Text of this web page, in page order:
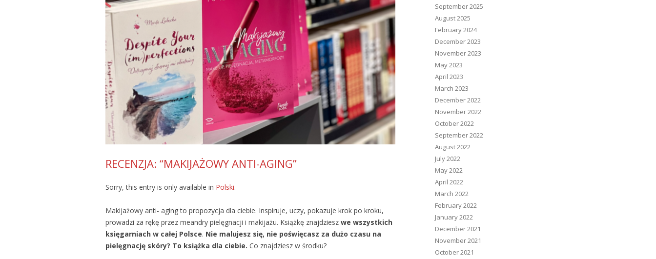
RECENZJA: “MAKIJAŻOWY ANTI-AGING”
Sorry, this entry is only available in Polski.
Makijażowy anti- aging to propozycja dla ciebie. Inspiruje, uczy, pokazuje krok po kroku,
prowadzi za rękę przez meandry pielęgnacji i makijażu. Książkę znajdziesz we wszystkich
księgarniach w całej Polsce. Nie malujesz się, nie poświęcasz za dużo czasu na
pielęgnację skóry? To książka dla ciebie. Co znajdziesz w środku?
September 2025
August 2025
February 2024
December 2023
November 2023
May 2023
April 2023
March 2023
December 2022
November 2022
October 2022
September 2022
August 2022
July 2022
May 2022
April 2022
March 2022
February 2022
January 2022
December 2021
November 2021
October 2021